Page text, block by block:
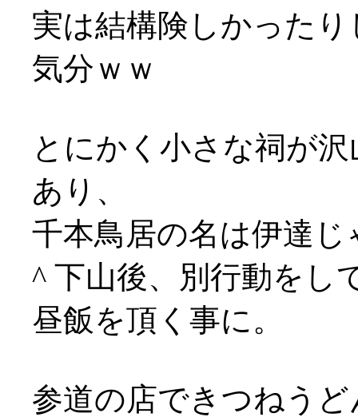
実は結構険しかった
気分ｗｗ
とにかく小さな祠が
あり、
千本鳥居の名は伊達
^ 下山後、別行動をし
昼飯を頂く事に。
参道の店できつねう